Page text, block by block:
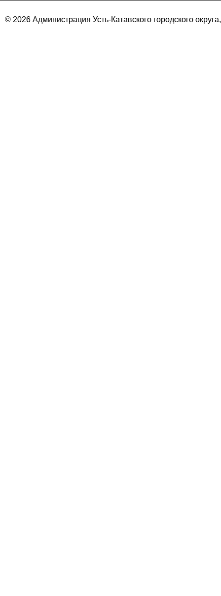
© 2026 Администрация Усть-Катавского городского